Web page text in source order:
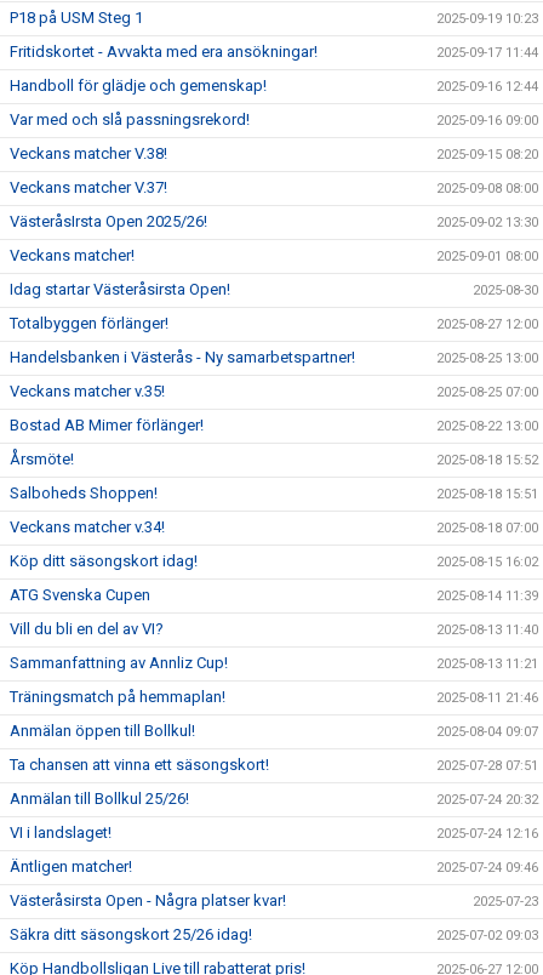
P18 på USM Steg 1 2025-09-19 10:23
Fritidskortet - Avvakta med era ansökningar! 2025-09-17 11:44
Handboll för glädje och gemenskap! 2025-09-16 12:44
Var med och slå passningsrekord! 2025-09-16 09:00
Veckans matcher V.38! 2025-09-15 08:20
Veckans matcher V.37! 2025-09-08 08:00
VästeråsIrsta Open 2025/26! 2025-09-02 13:30
Veckans matcher! 2025-09-01 08:00
Idag startar Västeråsirsta Open! 2025-08-30
Totalbyggen förlänger! 2025-08-27 12:00
Handelsbanken i Västerås - Ny samarbetspartner! 2025-08-25 13:00
Veckans matcher v.35! 2025-08-25 07:00
Bostad AB Mimer förlänger! 2025-08-22 13:00
Årsmöte! 2025-08-18 15:52
Salboheds Shoppen! 2025-08-18 15:51
Veckans matcher v.34! 2025-08-18 07:00
Köp ditt säsongskort idag! 2025-08-15 16:02
ATG Svenska Cupen 2025-08-14 11:39
Vill du bli en del av VI? 2025-08-13 11:40
Sammanfattning av Annliz Cup! 2025-08-13 11:21
Träningsmatch på hemmaplan! 2025-08-11 21:46
Anmälan öppen till Bollkul! 2025-08-04 09:07
Ta chansen att vinna ett säsongskort! 2025-07-28 07:51
Anmälan till Bollkul 25/26! 2025-07-24 20:32
VI i landslaget! 2025-07-24 12:16
Äntligen matcher! 2025-07-24 09:46
Västeråsirsta Open - Några platser kvar! 2025-07-23
Säkra ditt säsongskort 25/26 idag! 2025-07-02 09:03
Köp Handbollsligan Live till rabatterat pris! 2025-06-27 12:00